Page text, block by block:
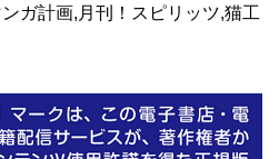
ガ計画,月刊！スピリッツ,猫工